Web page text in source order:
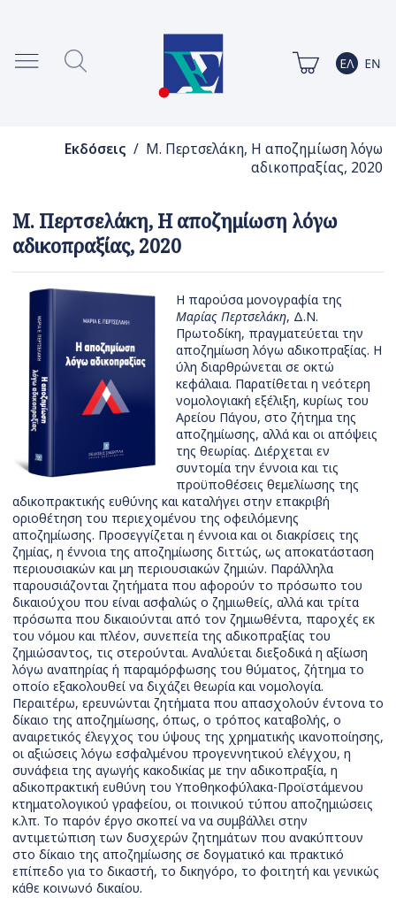
Εκδόσεις / Μ. Περτσελάκη, Η αποζημίωση λόγω
αδικοπραξίας, 2020
Μ. Περτσελάκη, Η αποζημίωση λόγω
αδικοπραξίας, 2020
Η παρούσα μονογραφία της
Μαρίας Περτσελάκη, Δ.Ν.
Πρωτοδίκη, πραγματεύεται την
αποζημίωση λόγω αδικοπραξίας. Η
ύλη διαρθρώνεται σε οκτώ
κεφάλαια. Παρατίθεται η νεότερη
νομολογιακή εξέλιξη, κυρίως του
Αρείου Πάγου, στο ζήτημα της
αποζημίωσης, αλλά και οι απόψεις
της θεωρίας. Διέρχεται εν
συντομία την έννοια και τις
προϋποθέσεις θεμελίωσης της
αδικοπρακτικής ευθύνης και καταλήγει στην επακριβή
οριοθέτηση του περιεχομένου της οφειλόμενης
αποζημίωσης. Προσεγγίζεται η έννοια και οι διακρίσεις της
ζημίας, η έννοια της αποζημίωσης διττώς, ως αποκατάσταση
περιουσιακών και μη περιουσιακών ζημιών. Παράλληλα
παρουσιάζονται ζητήματα που αφορούν το πρόσωπο του
δικαιούχου που είναι ασφαλώς ο ζημιωθείς, αλλά και τρίτα
πρόσωπα που δικαιούνται από τον ζημιωθέντα, παροχές εκ
του νόμου και πλέον, συνεπεία της αδικοπραξίας του
ζημιώσαντος, τις στερούνται. Αναλύεται διεξοδικά η αξίωση
λόγω αναπηρίας ή παραμόρφωσης του θύματος, ζήτημα το
οποίο εξακολουθεί να διχάζει θεωρία και νομολογία.
Περαιτέρω, ερευνώνται ζητήματα που απασχολούν έντονα το
δίκαιο της αποζημίωσης, όπως, ο τρόπος καταβολής, ο
αναιρετικός έλεγχος του ύψους της χρηματικής ικανοποίησης,
οι αξιώσεις λόγω εσφαλμένου προγεννητικού ελέγχου, η
συνάφεια της αγωγής κακοδικίας με την αδικοπραξία, η
αδικοπρακτική ευθύνη του Υποθηκοφύλακα-Προϊστάμενου
κτηματολογικού γραφείου, οι ποινικού τύπου αποζημιώσεις
κ.λπ. Το παρόν έργο σκοπεί να να συμβάλλει στην
αντιμετώπιση των δυσχερών ζητημάτων που ανακύπτουν
στο δίκαιο της αποζημίωσης σε δογματικό και πρακτικό
επίπεδο για το δικαστή, το δικηγόρο, το φοιτητή και γενικώς
κάθε κοινωνό δικαίου.